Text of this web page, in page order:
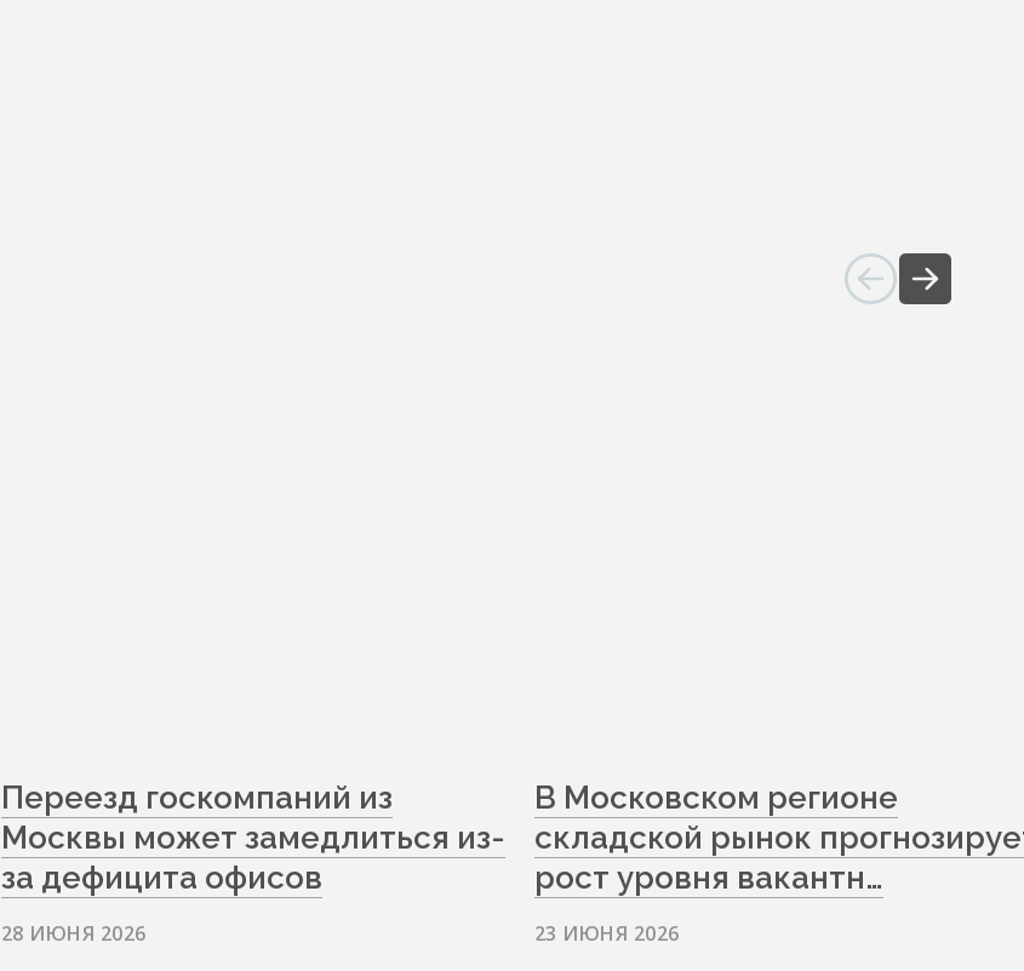
Переезд госкомпаний из
Москвы может замедлиться из-
за дефицита офисов
28 ИЮНЯ 2026
В Московском регионе
складской рынок
рост уровня вакантн…
23 ИЮНЯ 2026